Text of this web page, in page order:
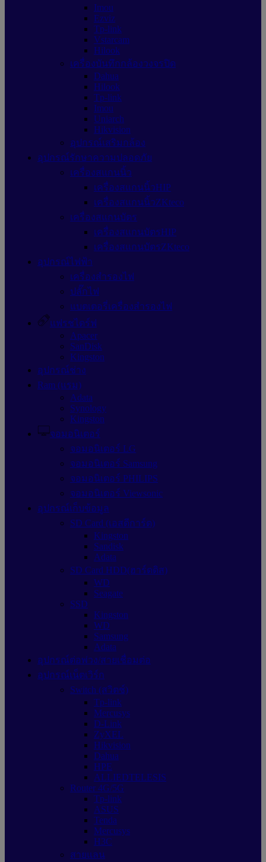
Imou
Ezviz
Tp-link
Vstarcam
Hilook
เครื่องบันทึกกล้องวงจรปิด
Dahua
Hilook
Tp-link
Imou
Uniarch
Hikvision
อุปกรณ์เสริมกล้อง
อุปกรณ์รักษาความปลอดภัย
เครื่องสแกนนิ้ว
เครื่องสแกนนิ้วHIP
เครื่องสแกนนิ้วZKteco
เครื่องสแกนบัตร
เครื่องสแกนบัตรHIP
เครื่องสแกนบัตรZKteco
อุปกรณ์ไฟฟ้า
เครื่องสำรองไฟ
ปลั๊กไฟ
แบตเตอรี่เครื่องสำรองไฟ
แฟรชไดร์ฟ
Apacer
SanDisk
Kingston
อุปกรณ์ช่าง
Ram (แรม)
Adata
Synology
Kingston
จอมอนิเตอร์
จอมอนิเตอร์ LG
จอมอนิเตอร์ Samsung
จอมอนิเตอร์ PHILIPS
จอมอนิเตอร์ Viewsonic
อุปกรณ์เก็บข้อมูล
SD Card (เอสดีการ์ด)
Kingston
Sandisk
Adata
SD Card HDD(ฮาร์ดดิส)
WD
Seagate
SSD
Kingston
WD
Samsung
Adata
อุปกรณ์ต่อพ่วง/สายเชื่อมต่อ
อุปกรณ์เน็ตเวิร์ก
Switch (สวิตช์)
Tp-link
Mercusys
D-Link
ZyXEL
Hikvision
Dahua
HPE
ALLIEDTELESIS
Router 4G/5G
Tp-link
ASUS
Tenda
Mercusys
H3C
สายแลน